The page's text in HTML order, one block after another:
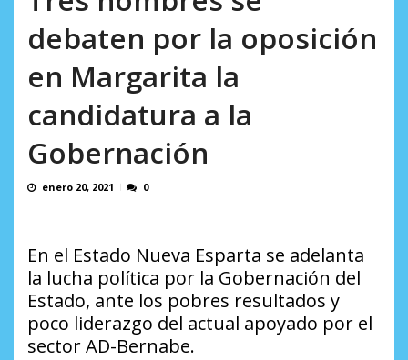
debaten por la oposición
en Margarita la
candidatura a la
Gobernación
enero 20, 2021 0
En el Estado Nueva Esparta se adelanta
la lucha política por la Gobernación del
Estado, ante los pobres resultados y
poco liderazgo del actual apoyado por el
sector AD-Bernabe.